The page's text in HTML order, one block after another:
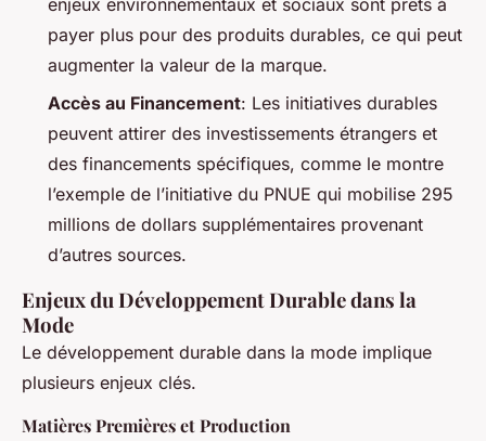
enjeux environnementaux et sociaux sont prêts à
payer plus pour des produits durables, ce qui peut
augmenter la valeur de la marque.
Accès au Financement: Les initiatives durables
peuvent attirer des investissements étrangers et
des financements spécifiques, comme le montre
l’exemple de l’initiative du PNUE qui mobilise 295
millions de dollars supplémentaires provenant
d’autres sources.
Enjeux du Développement Durable dans la
Mode
Le développement durable dans la mode implique
plusieurs enjeux clés.
Matières Premières et Production